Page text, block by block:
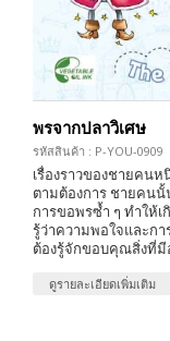
พรจากปลาวิเศษ
รหัสสินค้า : P-YOU-0909
เรื่องราวของชายคน
ตามต้องการ ชายคน
การขอพรซ้ำ ๆ ทำให้
รู้ว่าความพอใจและก
ต้องรู้จักขอบคุณสิ่งที่มี
ดูรายละเอียดเพิ่มเติม